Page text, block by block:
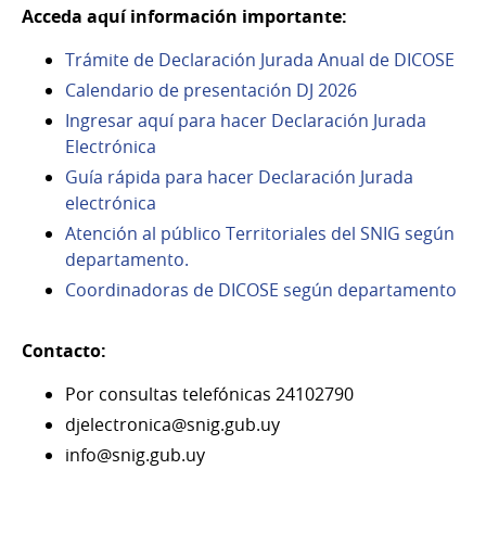
Acceda aquí información importante:
Trámite de Declaración Jurada Anual de DICOSE
Calendario de presentación DJ 2026
Ingresar aquí para hacer Declaración Jurada
Electrónica
Guía rápida para hacer Declaración Jurada
electrónica
Atención al público Territoriales del SNIG según
departamento.
Coordinadoras de DICOSE según departamento
Contacto:
Por consultas telefónicas 24102790
djelectronica@snig.gub.uy
info@snig.gub.uy